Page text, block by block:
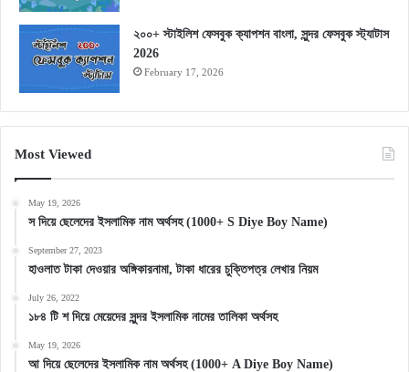
২০০+ স্টাইলিশ ফেসবুক ক্যাপশন বাংলা, সুন্দর ফেসবুক স্ট্যাটাস
2026
February 17, 2026
Most Viewed
May 19, 2026
স দিয়ে ছেলেদের ইসলামিক নাম অর্থসহ (1000+ S Diye Boy Name)
September 27, 2023
হাওলাত টাকা দেওয়ার অঙ্গিকারনামা, টাকা ধারের চুক্তিপত্র লেখার নিয়ম
July 26, 2022
১৮৪ টি শ দিয়ে মেয়েদের সুন্দর ইসলামিক নামের তালিকা অর্থসহ
May 19, 2026
আ দিয়ে ছেলেদের ইসলামিক নাম অর্থসহ (1000+ A Diye Boy Name)